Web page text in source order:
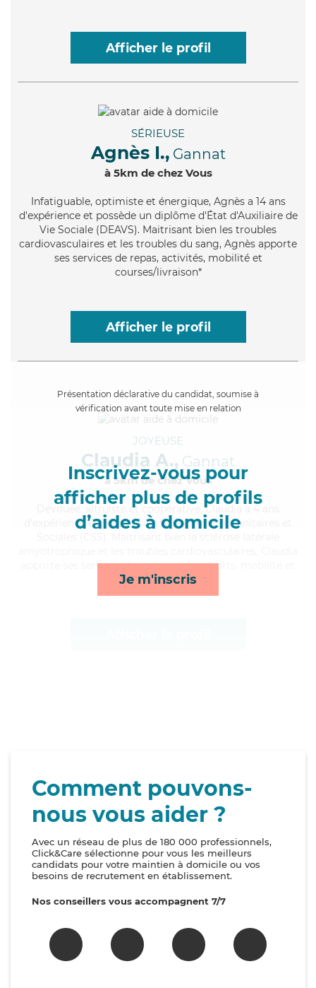
Afficher le profil
SÉRIEUSE
Agnès I., Gannat
à 5km de chez Vous
Infatiguable, optimiste et énergique, Agnès a 14 ans
d'expérience et possède un diplôme d'État d'Auxiliaire de
Vie Sociale (DEAVS). Maitrisant bien les troubles
cardiovasculaires et les troubles du sang, Agnès apporte
ses services de repas, activités, mobilité et
courses/livraison*
Afficher le profil
Présentation déclarative du candidat, soumise à
vérification avant toute mise en relation
Inscrivez-vous pour
afficher plus de profils
d’aides à domicile
Je m'inscris
JOYEUSE
Claudia A., Gannat
à 5km de chez Vous
, altruiste et coopérative, Claudia a 4 ans
d'expérience et possède un BEP Carrières Sanitaires et
apporte ses services de ménage, transports, mobilité et
courses/livraison*
Comment pouvons-
nous vous aider ?
Avec un réseau de plus de 180 000 professionnels,
Click&Care sélectionne pour vous les meilleurs
candidats pour votre maintien à domicile ou vos
besoins de recrutement en établissement.
Nos conseillers vous accompagnent 7/7